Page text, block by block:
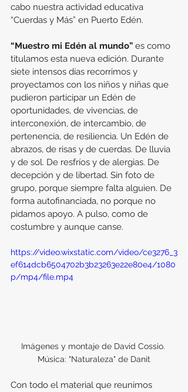
cabo nuestra actividad educativa
“Cuerdas y Más” en Puerto Edén.
“Muestro mi Edén al mundo” es como
titulamos esta nueva edición. Durante
siete intensos días recorrimos y
proyectamos con los niños y niñas que
pudieron participar un Edén de
oportunidades, de vivencias, de
interconexión, de intercambio, de
pertenencia, de resiliencia. Un Edén de
abrazos, de risas y de cuerdas. De lluvia
y de sol. De resfríos y de alergias. De
decepción y de libertad. Sin foto de
grupo, porque siempre falta alguien. De
forma autofinanciada, no porque no
pidamos apoyo. A pulso, como de
costumbre y aunque canse.
https://video.wixstatic.com/video/ce3276_3
ef614dcb6504702b3b23263e22e80e4/1080
p/mp4/file.mp4
Imágenes y montaje de David Cossio.
Música: "Naturaleza" de Danit
Con todo el material que reunimos